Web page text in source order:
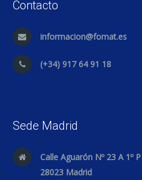
Contacto
informacion@fomat.es
(+34) 917 64 91 18
Sede Madrid
Calle Aguarón Nº 23 A 1º P
28023 Madrid